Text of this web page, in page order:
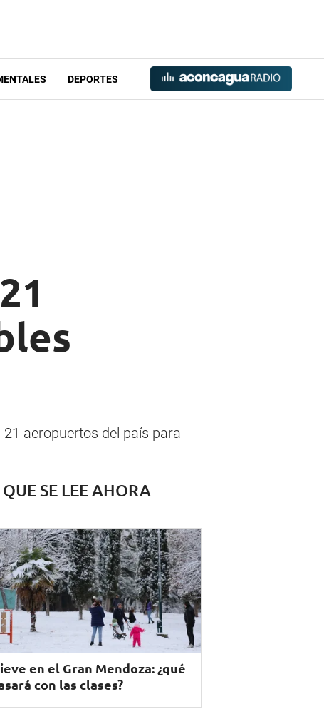
DEPORTES
aeropuertos del país para
QUE SE LEE AHORA
en el Gran Mendoza: ¿qué
con las clases?